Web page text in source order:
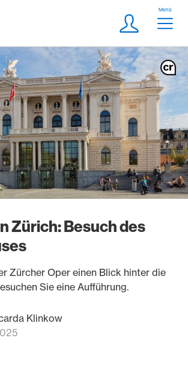
Meta
Login
Menü
Zürich: Besuch des
Zürcher Oper einen Blick hinter die
Sie eine Aufführung.
Klinkow